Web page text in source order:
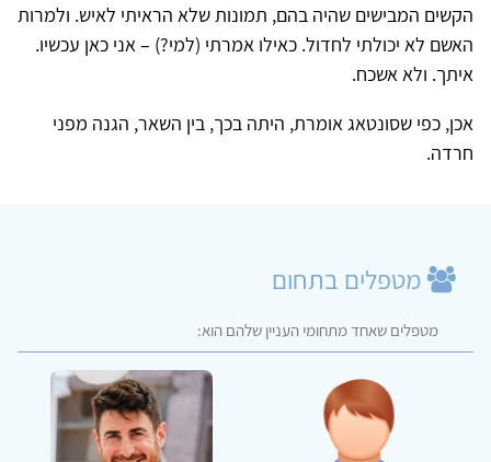
הקשים המבישים שהיה בהם, תמונות שלא הראיתי לאיש. ולמרות
האשם לא יכולתי לחדול. כאילו אמרתי (למי?) – אני כאן עכשיו.
איתך. ולא אשכח.
אכן, כפי שסונטאג אומרת, היתה בכך, בין השאר, הגנה מפני
חרדה.
מטפלים בתחום
מטפלים שאחד מתחומי העניין שלהם הוא: